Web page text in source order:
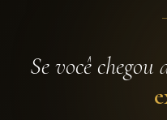
Se você chegou